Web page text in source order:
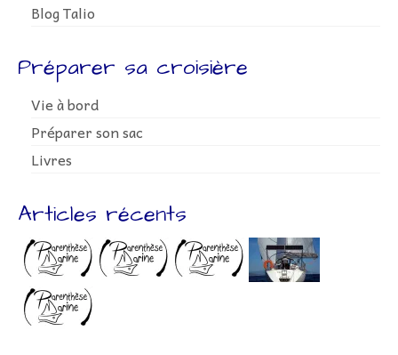
Blog Talio
Préparer sa croisière
Vie à bord
Préparer son sac
Livres
Articles récents